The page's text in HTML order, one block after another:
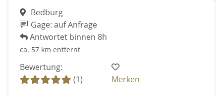
Bedburg
Gage: auf Anfrage
Antwortet binnen 8h
ca. 57 km entfernt
Bewertung:
(1)
Merken